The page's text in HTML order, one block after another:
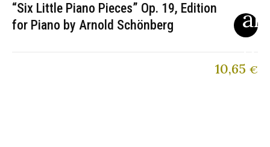
“Six Little Piano Pieces” Op. 19, Edition
for Piano by Arnold Schönberg
10,65 €